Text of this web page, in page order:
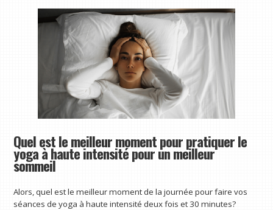
Quel est le meilleur moment pour pratiquer le
yoga à haute intensité pour un meilleur
sommeil
Alors, quel est le meilleur moment de la journée pour faire vos
séances de yoga à haute intensité deux fois et 30 minutes?